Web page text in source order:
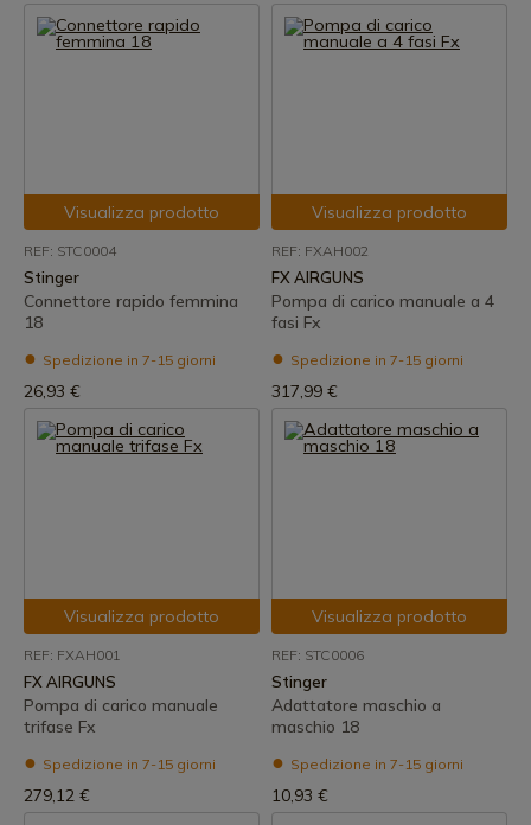
Visualizza prodotto
REF: STC0004
Stinger
Connettore rapido femmina
18
Spedizione in 7-15 giorni
26,93 €
Visualizza prodotto
REF: FXAH002
FX AIRGUNS
Pompa di carico manuale a 4
fasi Fx
Spedizione in 7-15 giorni
317,99 €
Visualizza prodotto
REF: FXAH001
FX AIRGUNS
Pompa di carico manuale
trifase Fx
Spedizione in 7-15 giorni
279,12 €
Visualizza prodotto
REF: STC0006
Stinger
Adattatore maschio a
maschio 18
Spedizione in 7-15 giorni
10,93 €